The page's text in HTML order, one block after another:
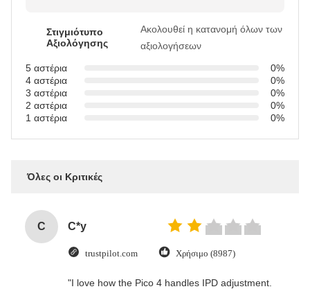
Στιγμιότυπο
Αξιολόγησης
Ακολουθεί η κατανομή όλων των
αξιολογήσεων
5 αστέρια
0%
4 αστέρια
0%
3 αστέρια
0%
2 αστέρια
0%
1 αστέρια
0%
Όλες οι Κριτικές
C C*y
trustpilot.com Χρήσιμο (8987)
"I love how the Pico 4 handles IPD adjustment.